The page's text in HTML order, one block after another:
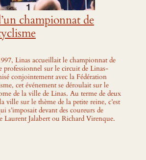
championnat de
Linas accueillait le championnat de
professionnel sur le circuit de Linas-
conjointement avec la Fédération
cet événement se déroulait sur le
de la ville de Linas. Au terme de deux
ville sur le thème de la petite reine, c’est
s’imposait devant des coureurs de
Laurent Jalabert ou Richard Virenque.